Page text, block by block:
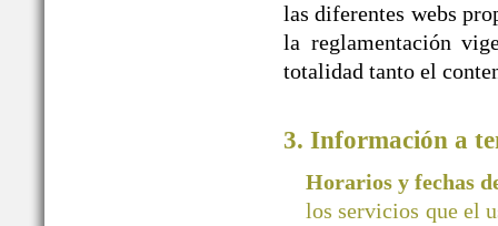
las diferentes webs
la reglamentación
totalidad tanto el
3. Información a
Horarios y fechas
los servicios que el